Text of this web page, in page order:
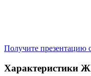
Получите презентацию
Характеристики